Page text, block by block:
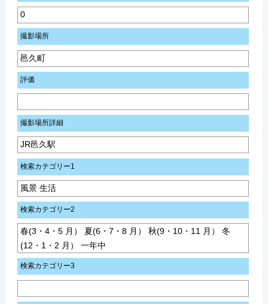
0
撮影場所
邑久町
評価
撮影場所詳細
JR邑久駅
検索カテゴリー1
風景 生活
検索カテゴリー2
春(3・4・5 月） 夏(6・7・8 月） 秋(9・10・11 月） 冬
(12・1・2 月） 一年中
検索カテゴリー3